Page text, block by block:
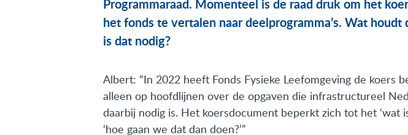
Programmaraad. Momenteel is de raad druk om het
het fonds te vertalen naar deelprogramma’s. Wat houdt
is dat nodig?
Albert: “In 2022 heeft Fonds Fysieke Leefomgeving de koers
alleen op hoofdlijnen over de opgaven die infrastructureel
daarbij nodig is. Het koersdocument beperkt zich tot het ‘wat
‘hoe gaan we dat dan doen?’”